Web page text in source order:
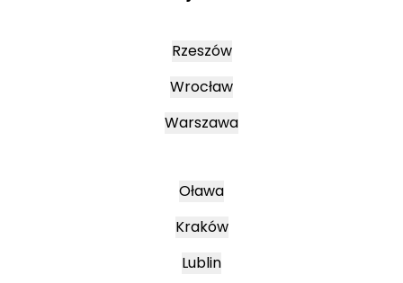
Rzeszów
Wrocław
Warszawa
Oława
Kraków
Lublin